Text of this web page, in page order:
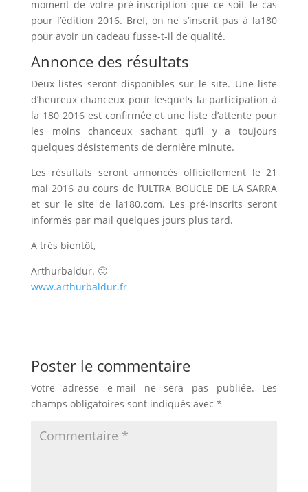
moment de votre pré-inscription que ce soit le cas
pour l’édition 2016. Bref, on ne s’inscrit pas à la180
pour avoir un cadeau fusse-t-il de qualité.
Annonce des résultats
Deux listes seront disponibles sur le site. Une liste
d’heureux chanceux pour lesquels la participation à
la 180 2016 est confirmée et une liste d’attente pour
les moins chanceux sachant qu’il y a toujours
quelques désistements de dernière minute.
Les résultats seront annoncés officiellement le 21
mai 2016 au cours de l’ULTRA BOUCLE DE LA SARRA
et sur le site de la180.com. Les pré-inscrits seront
informés par mail quelques jours plus tard.
A très bientôt,
Arthurbaldur. 🙂
www.arthurbaldur.fr
Poster le commentaire
Votre adresse e-mail ne sera pas publiée.
Les
champs obligatoires sont indiqués avec *